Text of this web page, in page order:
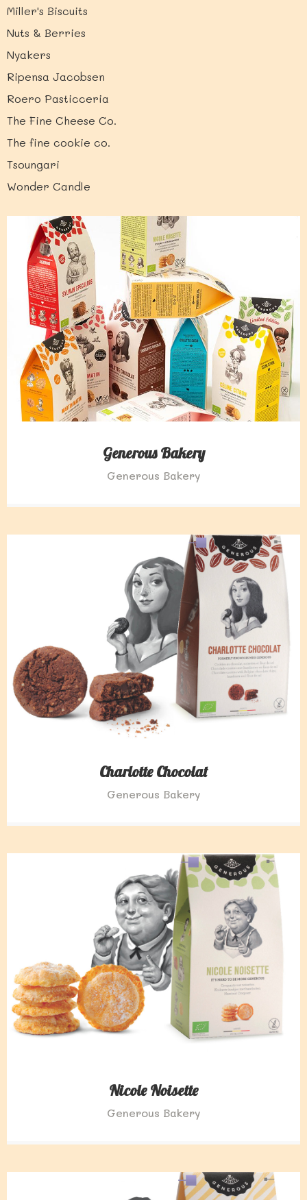
Miller's Biscuits
Nuts & Berries
Nyakers
Ripensa Jacobsen
Roero Pasticceria
The Fine Cheese Co.
The fine cookie co.
Tsoungari
Wonder Candle
Generous Bakery
Generous Bakery
Charlotte Chocolat
Generous Bakery
Nicole Noisette
Generous Bakery